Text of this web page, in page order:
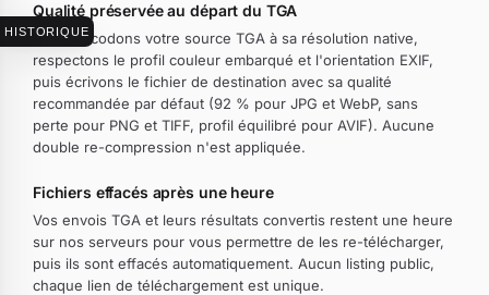
HISTORIQUE
Qualité préservée au départ du TGA
Nous décodons votre source TGA à sa résolution native,
respectons le profil couleur embarqué et l'orientation EXIF,
puis écrivons le fichier de destination avec sa qualité
recommandée par défaut (92 % pour JPG et WebP, sans
perte pour PNG et TIFF, profil équilibré pour AVIF). Aucune
double re-compression n'est appliquée.
Fichiers effacés après une heure
Vos envois TGA et leurs résultats convertis restent une heure
sur nos serveurs pour vous permettre de les re-télécharger,
puis ils sont effacés automatiquement. Aucun listing public,
chaque lien de téléchargement est unique.